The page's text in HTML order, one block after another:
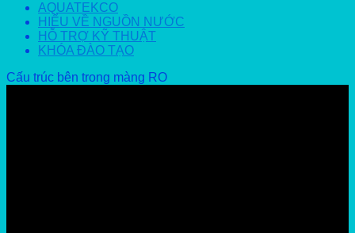
AQUATEKCO
HIỂU VỀ NGUỒN NƯỚC
HỖ TRỢ KỸ THUẬT
KHÓA ĐÀO TẠO
Cấu trúc bên trong màng RO